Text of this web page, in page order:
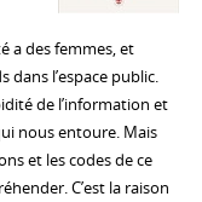
a des femmes, et
l’espace public.
de l’information et
nous entoure. Mais
et les codes de ce
C’est la raison